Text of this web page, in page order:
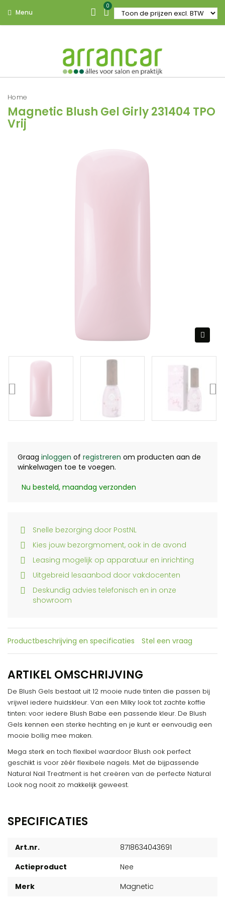
Menu
0
Home
Magnetic Blush Gel Girly 231404 TPO
Vrij
Graag inloggen of registreren om producten aan de
winkelwagen toe te voegen.
Nu besteld, maandag verzonden
Snelle bezorging door PostNL
Kies jouw bezorgmoment, ook in de avond
Leasing mogelijk op apparatuur en inrichting
Uitgebreid lesaanbod door vakdocenten
Deskundig advies telefonisch en in onze
showroom
Productbeschrijving en specificaties Stel een vraag
ARTIKEL OMSCHRIJVING
De Blush Gels bestaat uit 12 mooie nude tinten die passen bij
vrijwel iedere huidskleur. Van een Milky look tot zachte koffie
tinten: voor iedere Blush Babe een passende kleur. De Blush
Gels kennen een sterke hechting en je kunt er eenvoudig een
mooie bollig mee maken.
Mega sterk en toch flexibel waardoor Blush ook perfect
geschikt is voor zéér flexibele nagels. Met de bijpassende
Natural Nail Treatment is het creëren van de perfecte Natural
Look nog nooit zo makkelijk geweest.
SPECIFICATIES
Art.nr.
8718634043691
Actieproduct
Nee
Merk
Magnetic